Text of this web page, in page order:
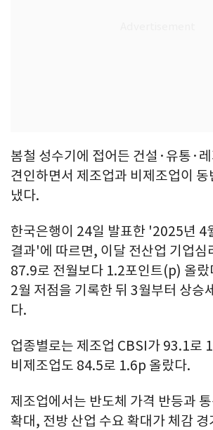
봄철 성수기에 접어든 건설·유통·
견인하면서 제조업과 비제조업이
냈다.
한국은행이 24일 발표한 '2025년 4
결과'에 따르면, 이달 전산업 기업
87.9로 전월보다 1.2포인트(p) 올랐
2월 저점을 기록한 뒤 3월부터 상승
다.
업종별로는 제조업 CBSI가 93.1로
비제조업도 84.5로 1.6p 올랐다.
제조업에서는 반도체 가격 반등과
확대, 전방 산업 수요 확대가 체감